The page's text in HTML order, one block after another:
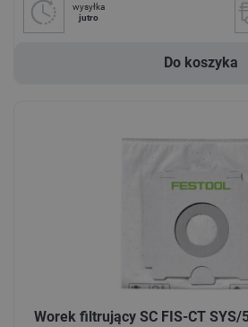
wysyłka
jutro
Do koszyka
Worek filtrujący SC FIS-CT SYS/